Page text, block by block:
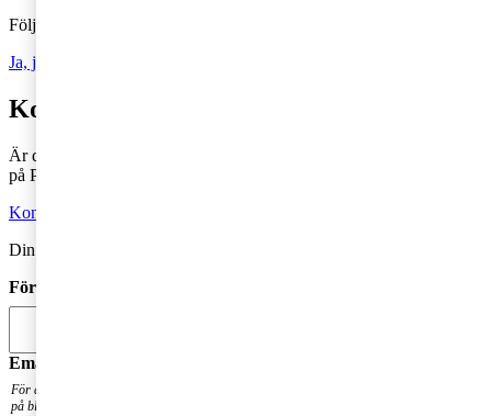
Följ vår blogg och håll dig uppdaterad på det senaste inom skatt
Ja, jag vill prenumerera på Tax matters
Kontakta en skatterådgivare
Är du intresserad av våra tjänster och vill komma i kontakt med oss
på PwC?
Kontakta oss
Din kommentar publiceras i anslutning till blogginlägget.
Förnamn
Email
För att få en notis när din fråga har besvarats. Din mailadress kommer inte att publiceras
på bloggen.